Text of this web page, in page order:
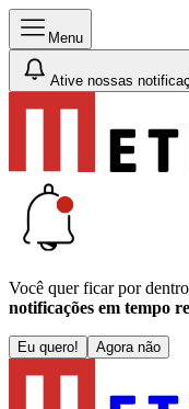
Menu
Ative nossas
Você quer ficar por
notificações em tempo
Eu quero! Agora não